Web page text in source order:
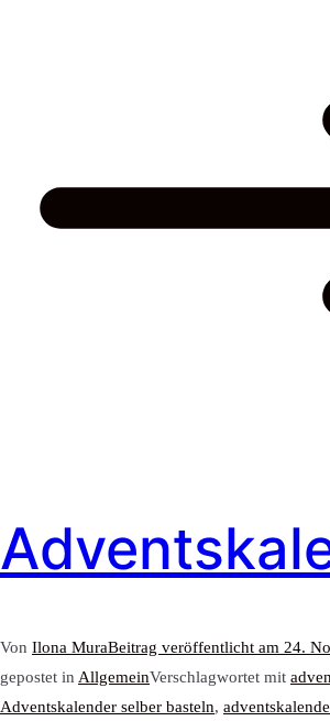
Von Ilona MuraBeitrag veröffentlicht am 24.
gepostet in AllgemeinVerschlagwortet mit
Adventskalender selber basteln,